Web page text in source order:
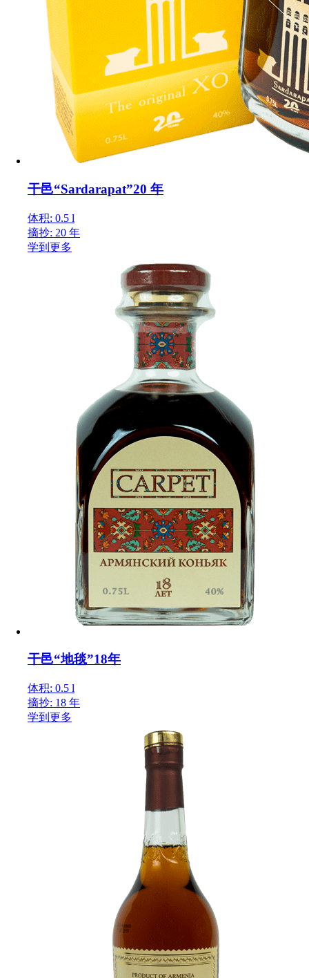
干邑“Sardarapat”20 年
体积: 0.5 l
摘抄: 20 年
学到更多
干邑“地毯”18年
体积: 0.5 l
摘抄: 18 年
学到更多